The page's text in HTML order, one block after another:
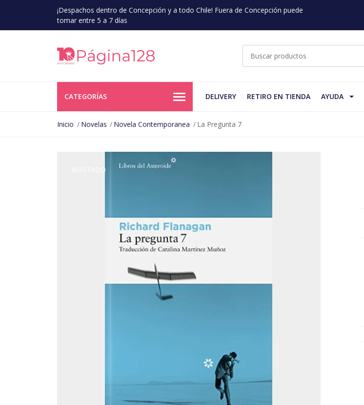
¡Despachos dentro de Concepción y a todo Chile! Fuera de Concepción puede
tomar entre 5 a 7 días
CATEGORÍAS DELIVERY RETIRO EN TIENDA AYUDA
Inicio Novelas Novela Contemporanea La Pregunta 7
AGOTADO